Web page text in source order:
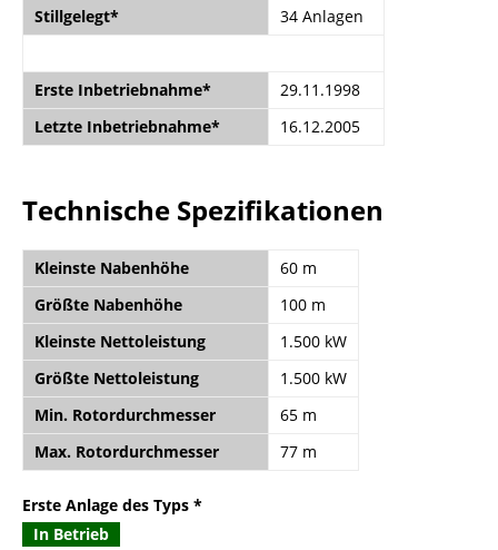
Stillgelegt*
34 Anlagen
Erste Inbetriebnahme*
29.11.1998
Letzte Inbetriebnahme*
16.12.2005
Technische Spezifikationen
Kleinste Nabenhöhe
60 m
Größte Nabenhöhe
100 m
Kleinste Nettoleistung
1.500 kW
Größte Nettoleistung
1.500 kW
Min. Rotordurchmesser
65 m
Max. Rotordurchmesser
77 m
Erste Anlage des Typs *
In Betrieb